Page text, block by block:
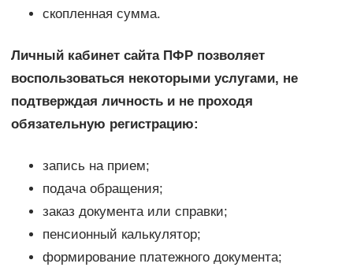
скопленная сумма.
Личный кабинет сайта ПФР позволяет
воспользоваться некоторыми услугами, не
подтверждая личность и не проходя
обязательную регистрацию:
запись на прием;
подача обращения;
заказ документа или справки;
пенсионный калькулятор;
формирование платежного документа;